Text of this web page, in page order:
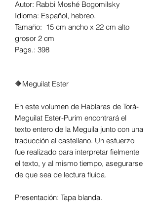
Autor: Rabbi Moshé Bogomilsky
Idioma: Español, hebreo.
Tamaño: 15 cm ancho x 22 cm alto
grosor 2 cm
Pags.: 398
🔶Meguilat Ester
En este volumen de Hablaras de Torá-
Meguilat Ester-Purim encontrará el
texto entero de la Meguila junto con una
traducción al castellano. Un esfuerzo
fue realizado para interpretar fielmente
el texto, y al mismo tiempo, asegurarse
de que sea de lectura fluida.
Presentación: Tapa blanda.